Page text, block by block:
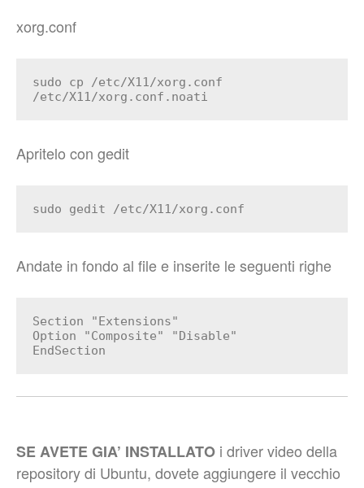
xorg.conf
sudo cp /etc/X11/xorg.conf
/etc/X11/xorg.conf.noati
Apritelo con gedit
sudo gedit /etc/X11/xorg.conf
Andate in fondo al file e inserite le seguenti righe
Section "Extensions"
Option "Composite" "Disable"
EndSection
SE AVETE GIA’ INSTALLATO i driver video della
repository di Ubuntu, dovete aggiungere il vecchio